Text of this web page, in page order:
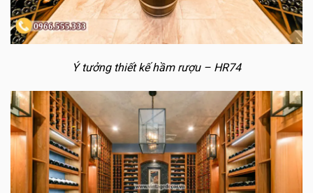
Ý tưởng thiết kế hầm rượu – HR74